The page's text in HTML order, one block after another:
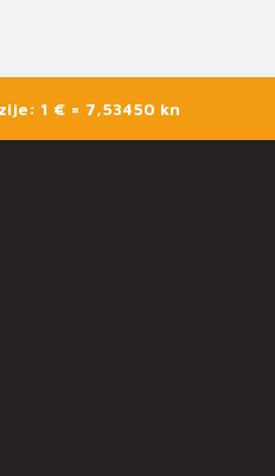
1 € = 7,53450 kn